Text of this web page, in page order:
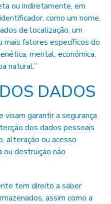
ou indiretamente, em
como um nome,
de localização, um
mais fatores específicos do
mental, económica,
natural.”
DADOS
garantir a segurança
dos dados pessoais
alteração ou acesso
ou destruição não
tem direito a saber
assim como a